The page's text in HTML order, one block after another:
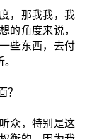
，那我我，我
的角度来说，
些东西，去付
？
众，特别是这